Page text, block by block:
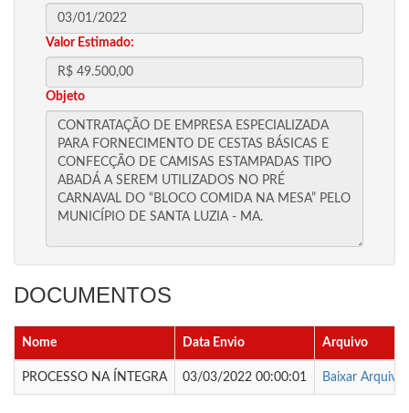
Valor Estimado:
Objeto
DOCUMENTOS
Nome Data Envio Arquivo
PROCESSO NA ÍNTEGRA 03/03/2022 00:00:01 Baixar Arquivo